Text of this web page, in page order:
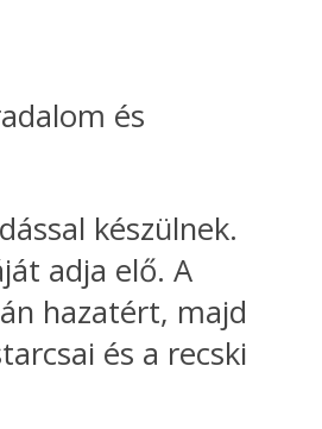
és
készülnek.
adja elő. A
hazatért, majd
és a recski